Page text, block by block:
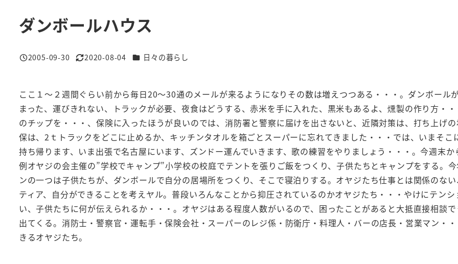
ダンボールハウス
投稿日
2005-09-30
更新日
2020-08-04 カテゴリー
日々の暮らし
ここ１～２週間ぐらい前から毎日20～30通のメールが来るようになりその数は増えつつある・・・。ダンボール
まった、運びきれない、トラックが必要、夜食はどうする、赤米を手に入れた、黒米もあるよ、燻製の作り方・
のチップを・・・、保険に入ったほうが良いのでは、消防署と警察に届けを出さないと、近隣対策は、打ち上げ
保は、2ｔトラックをどこに止めるか、キッチンタオルを箱ごとスーパーに忘れてきました・・・では、いまそこ
持ち帰ります、いま出張で名古屋にいます、ズンドー運んでいきます、歌の練習をやりましょう・・・。今週末か
例オヤジの会主催の”学校でキャンプ”小学校の校庭でテントを張りご飯をつくり、子供たちとキャンプをする。
ンの一つは子供たちが、ダンボールで自分の居場所をつくり、そこで寝泊りする。オヤジたち仕事とは関係のな
ティア、自分ができることを考えヤル。普段いろんなことから抑圧されているのかオヤジたち・・・やけにテン
い、子供たちに何が伝えられるか・・・。オヤジはある程度人数がいるので、困ったことがあると大抵直接相談
出てくる。消防士・警察官・運転手・保険会社・スーパーのレジ係・防衛庁・料理人・バーの店長・営業マン・
きるオヤジたち。